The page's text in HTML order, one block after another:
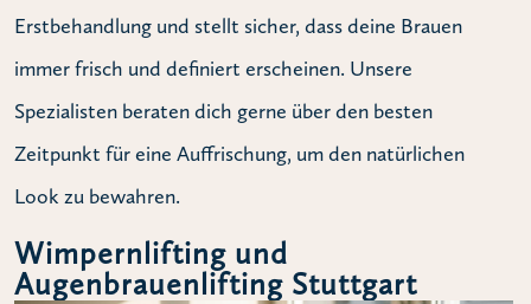
Erstbehandlung und stellt sicher, dass deine Brauen
immer frisch und definiert erscheinen. Unsere
Spezialisten beraten dich gerne über den besten
Zeitpunkt für eine Auffrischung, um den natürlichen
Look zu bewahren.
Wimpernlifting und
Augenbrauenlifting Stuttgart